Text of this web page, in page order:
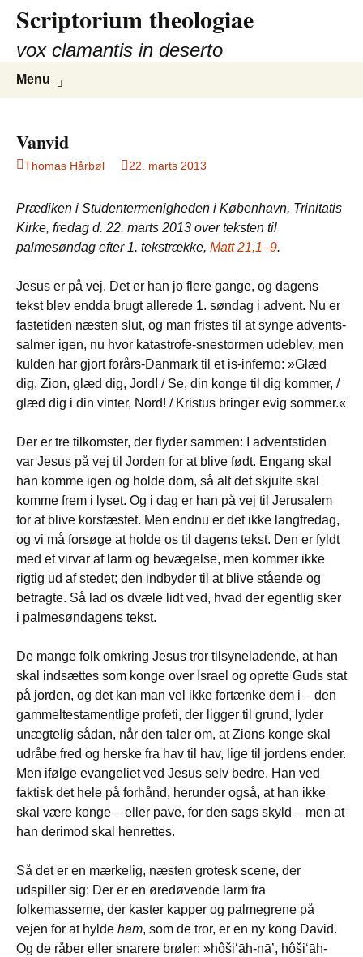
indhold
Scriptorium theologiae
vox clamantis in deserto
Menu
Vanvid
Thomas Hårbøl 22. marts 2013
Prædiken i Studentermenigheden i København, Trinitatis
Kirke, fredag d. 22. marts 2013 over teksten til
palmesøndag efter 1. tekstrække, Matt 21,1–9.
Jesus er på vej. Det er han jo flere gange, og dagens
tekst blev endda brugt allerede 1. søndag i advent. Nu er
fastetiden næsten slut, og man fristes til at synge advents-
salmer igen, nu hvor katastrofe-snestormen udeblev, men
kulden har gjort forårs-Danmark til et is-inferno: »Glæd
dig, Zion, glæd dig, Jord! / Se, din konge til dig kommer, /
glæd dig i din vinter, Nord! / Kristus bringer evig sommer.«
Der er tre tilkomster, der flyder sammen: I adventstiden
var Jesus på vej til Jorden for at blive født. Engang skal
han komme igen og holde dom, så alt det skjulte skal
komme frem i lyset. Og i dag er han på vej til Jerusalem
for at blive korsfæstet. Men endnu er det ikke langfredag,
og vi må forsøge at holde os til dagens tekst. Den er fyldt
med et virvar af larm og bevægelse, men kommer ikke
rigtig ud af stedet; den indbyder til at blive stående og
betragte. Så lad os dvæle lidt ved, hvad der egentlig sker
i palme­søndagens tekst.
De mange folk omkring Jesus tror tilsyneladende, at han
skal indsættes som konge over Israel og oprette Guds stat
på jorden, og det kan man vel ikke fortænke dem i – den
gammeltestamentlige profeti, der ligger til grund, lyder
unægtelig sådan, når den taler om, at Zions konge skal
udråbe fred og herske fra hav til hav, lige til jordens ender.
Men ifølge evangeliet ved Jesus selv bedre. Han ved
faktisk det hele på forhånd, herunder også, at han ikke
skal være konge – eller pave, for den sags skyld – men at
han derimod skal henrettes.
Så det er en mærkelig, næsten grotesk scene, der
udspiller sig: Der er en øredøvende larm fra
folkemasserne, der kaster kapper og palmegrene på
vejen for at hylde ham, som de tror, er en ny kong David.
Og de råber eller snarere brøler: »hôši‘āh-nā’, hôši‘āh-